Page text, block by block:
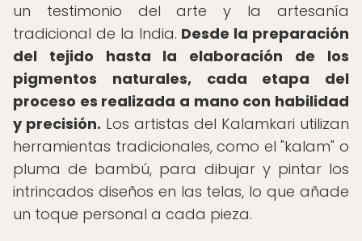
un testimonio del arte y la artesanía
tradicional de la India. Desde la preparación
del tejido hasta la elaboración de los
pigmentos naturales, cada etapa del
proceso es realizada a mano con habilidad
y precisión. Los artistas del Kalamkari utilizan
herramientas tradicionales, como el "kalam" o
pluma de bambú, para dibujar y pintar los
intrincados diseños en las telas, lo que añade
un toque personal a cada pieza.